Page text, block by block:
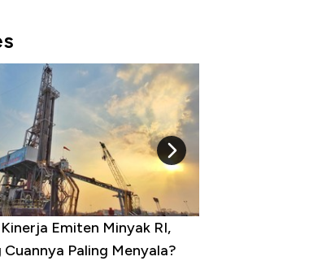
Emiten Minyak RI,
Cuannya Paling Menyala?